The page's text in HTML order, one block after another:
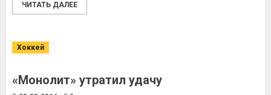
ЧИТАТЬ ДАЛЕЕ
Хоккей
«Монолит» утратил удачу